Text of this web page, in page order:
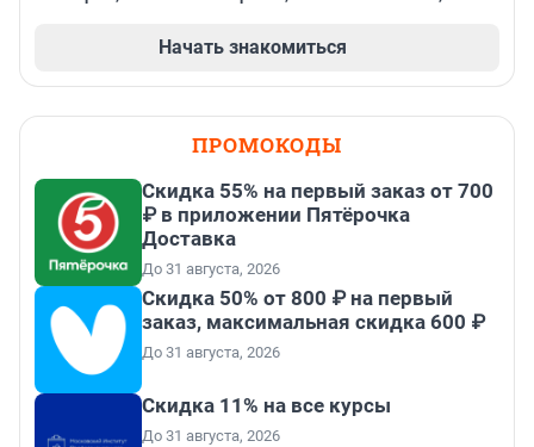
Начать знакомиться
ПРОМОКОДЫ
Скидка 55% на первый заказ от 700
₽ в приложении Пятёрочка
Доставка
До 31 августа, 2026
Скидка 50% от 800 ₽ на первый
заказ, максимальная скидка 600 ₽
До 31 августа, 2026
Скидка 11% на все курсы
До 31 августа, 2026